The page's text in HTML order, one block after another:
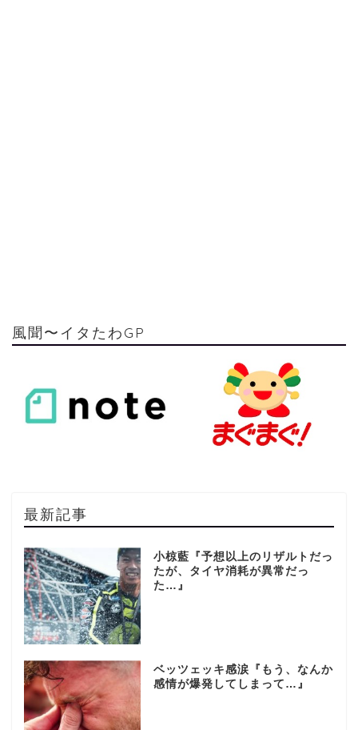
風聞〜イタたわGP
最新記事
小椋藍『予想以上のリザルトだっ
たが、タイヤ消耗が異常だっ
た…』
ベッツェッキ感涙『もう、なんか
感情が爆発してしまって…』